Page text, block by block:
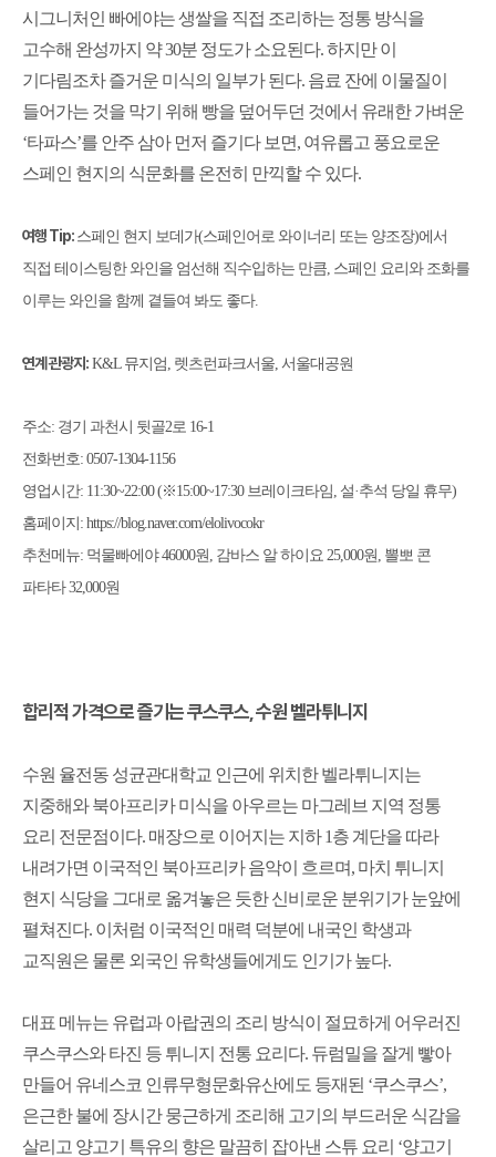
시그니처인 빠에야는 생쌀을 직접 조리하는 정통 방식을
고수해 완성까지 약30분 정도가 소요된다.하지만 이
기다림조차 즐거운 미식의 일부가 된다. 음료 잔에 이물질이
들어가는 것을 막기 위해 빵을 덮어두던 것에서 유래한 가벼운
‘타파스’를 안주 삼아 먼저 즐기다 보면, 여유롭고 풍요로운
스페인 현지의 식문화를 온전히 만끽할 수 있다.
여행Tip: 스페인 현지 보데가(스페인어로 와이너리 또는 양조장)에서
직접 테이스팅한 와인을 엄선해 직수입하는 만큼, 스페인 요리와 조화를
이루는 와인을 함께 곁들여 봐도 좋다.
연계 관광지: K&L 뮤지엄, 렛츠런파크서울, 서울대공원
주소: 경기 과천시 뒷골2로 16-1
전화번호: 0507-1304-1156
영업시간: 11:30~22:00 (※15:00~17:30 브레이크타임, 설·추석 당일 휴무)
홈페이지 : https://blog.naver.com/elolivocokr
추천메뉴: 먹물빠에야46000원, 감바스 알 하이요 25,000원, 뽈뽀 콘
파타타32,000원
합리적 가격으로 즐기는 쿠스쿠스,수원 벨라튀니지
수원 율전동 성균관대학교 인근에 위치한 벨라튀니지는
지중해와 북아프리카 미식을 아우르는 마그레브 지역 정통
요리 전문점이다. 매장으로 이어지는 지하1층 계단을 따라
내려가면 이국적인 북아프리카 음악이 흐르며, 마치 튀니지
현지 식당을 그대로 옮겨놓은 듯한 신비로운 분위기가 눈앞에
펼쳐진다. 이처럼 이국적인 매력 덕분에 내국인 학생과
교직원은 물론 외국인 유학생들에게도 인기가 높다.
대표 메뉴는 유럽과 아랍권의 조리 방식이 절묘하게 어우러진
쿠스쿠스와 타진 등 튀니지 전통 요리다. 듀럼밀을 잘게 빻아
만들어 유네스코 인류무형문화유산에도 등재된 ‘쿠스쿠스’,
은근한 불에 장시간 뭉근하게 조리해 고기의 부드러운 식감을
살리고 양고기 특유의 향은 말끔히 잡아낸 스튜 요리 ‘양고기